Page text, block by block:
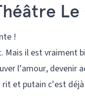
!
Mais il est vraiment
l’amour,
et putain c’est